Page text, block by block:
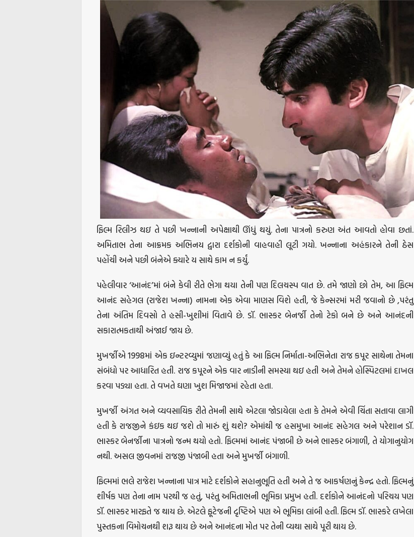
ફિલ્મ રિલીઝ થઇ તે પછી ખન્નાની અપેક્ષાથી ઊંધું થયું. તેના પાત્રનો કરુણ અંત આવતો હોવા છતાં.
અમિતાભ તેના આક્રમક અભિનય દ્વારા દર્શકોની વાહવાહી લૂટી ગયો. ખન્નાના અહંકારને તેની ઠેસ
પહોંચી અને પછી બંનેએ ક્યારે ય સાથે કામ ન કર્યું.
પહેલીવાર ‘આનંદ’માં બંને કેવી રીતે ભેગા થયા તેની પણ દિલચસ્પ વાત છે. તમે જાણો છો તેમ, આ ફિલ્મ
આનંદ સહેગલ (રાજેશ ખન્ના) નામના એક એવા માણસ વિશે હતી, જે કેન્સરમાં મરી જવાનો છે ,પરંતુ
તેના અંતિમ દિવસો તે હસી-ખુશીમાં વિતાવે છે. ડૉ. ભાસ્કર બેનર્જી તેનો ટેકો બને છે અને આનંદની
સકારાત્મકતાથી અંજાઈ જાય છે.
મુખર્જીએ 1998માં એક ઇન્ટરવ્યુમાં જણાવ્યું હતું કે આ ફિલ્મ નિર્માતા-અભિનેતા રાજ કપૂર સાથેના તેમના
સંબંધો પર આધારિત હતી. રાજ કપૂરને એક વાર નાડીની સમસ્યા થઇ હતી અને તેમને હોસ્પિટલમાં દાખલ
કરવા પડ્યા હતા. તે વખતે ઘણા ખુશ મિજાજમાં રહેતા હતા.
મુખર્જી અંગત અને વ્યવસાયિક રીતે તેમની સાથે એટલા જોડાયેલા હતા કે તેમને એવી ચિંતા સતાવા લાગી
હતી કે રાજજીને કંઇક થઇ જશે તો મારું શું થશે? એમાંથી જ હસમુખા આનંદ સહેગલ અને પરેશાન ડૉ.
ભાસ્કર બેનર્જીના પાત્રનો જન્મ થયો હતો. ફિલ્મમાં આનંદ પંજાબી છે અને ભાસ્કર બંગાળી, તે યોગાનુયોગ
નથી. અસલ જીવનમાં રાજજી પંજાબી હતા અને મુખર્જી બંગાળી.
ફિલ્મમાં ભલે રાજેશ ખન્નાના પાત્ર માટે દર્શકોને સહાનુભૂતિ હતી અને તે જ આકર્ષણનું કેન્દ્ર હતો. ફિલ્મનું
શીર્ષક પણ તેના નામ પરથી જ હતું, પરંતુ અમિતાભની ભૂમિકા પ્રમુખ હતી. દર્શકોને આનંદનો પરિચય પણ
ડૉ. ભાસ્કર મારફતે જ થાય છે. એટલે ફૂટેજની દૃષ્ટિએ પણ એ ભૂમિકા લાંબી હતી. ફિલ્મ ડૉ. ભાસ્કરે લખેલા
પુસ્તકના વિમોચનથી શરૂ થાય છે અને આનંદના મોત પર તેની વ્યથા સાથે પૂરી થાય છે.